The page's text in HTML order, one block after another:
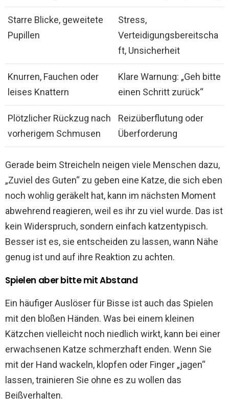
Starre Blicke, geweitete
Pupillen
Stress,
Verteidigungsbereitscha
ft, Unsicherheit
Knurren, Fauchen oder
leises Knattern
Klare Warnung: „Geh bitte
einen Schritt zurück“
Plötzlicher Rückzug nach
vorherigem Schmusen
Reizüberflutung oder
Überforderung
Gerade beim Streicheln neigen viele Menschen dazu,
„Zuviel des Guten“ zu geben eine Katze, die sich eben
noch wohlig geräkelt hat, kann im nächsten Moment
abwehrend reagieren, weil es ihr zu viel wurde. Das ist
kein Widerspruch, sondern einfach katzentypisch.
Besser ist es, sie entscheiden zu lassen, wann Nähe
genug ist und auf ihre Reaktion zu achten.
Spielen aber bitte mit Abstand
Ein häufiger Auslöser für Bisse ist auch das Spielen
mit den bloßen Händen. Was bei einem kleinen
Kätzchen vielleicht noch niedlich wirkt, kann bei einer
erwachsenen Katze schmerzhaft enden. Wenn Sie
mit der Hand wackeln, klopfen oder Finger „jagen“
lassen, trainieren Sie ohne es zu wollen das
Beißverhalten.